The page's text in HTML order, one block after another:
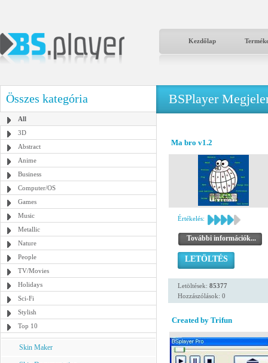
Kezdőlap
Összes kategória
All
3D
Abstract
Anime
Business
Computer/OS
Games
Music
Metallic
Nature
People
TV/Movies
Holidays
Sci-Fi
Stylish
Top 10
Skin Maker
BSPlayer
Ma bro v1.2
Értékelés:
További információk...
LETÖLTÉS
Letöltések: 85377
Hozzászólások: 0
Created by Trifun